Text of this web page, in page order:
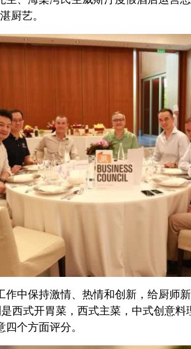
厨艺。
中保持激情、热情和创新，给厨师
西式开胃菜，西式主菜，中式创意
个方面评分。